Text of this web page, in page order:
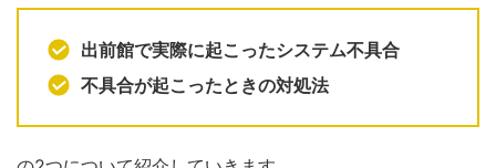
出前館で実際に起こったシステム不具合
不具合が起こったときの対処法